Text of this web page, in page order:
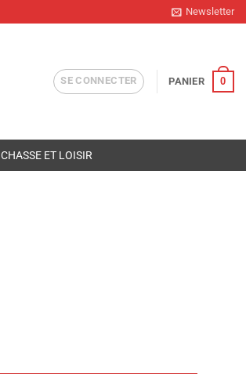
Newsletter
SE CONNECTER PANIER 0
CHASSE ET LOISIR